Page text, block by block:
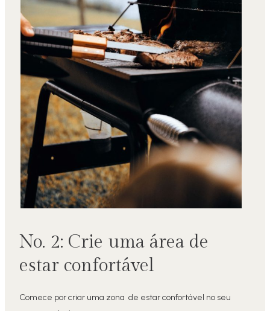
No. 2: Crie uma área de
estar confortável
Comece por criar uma zona de estar confortável no seu